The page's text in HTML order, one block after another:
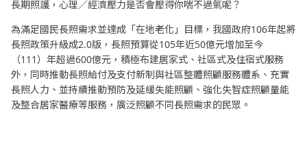
長期照護，心理／經濟壓力是否會壓得你喘不過氣呢？
為滿足國民長照需求並達成「在地老化」目標，我國政府106年起將
長照政策升級成2.0版，長照預算從105年近50億元增加至今
（111）年超過600億元，積極布建居家式、社區式及住宿式服務
外，同時推動長照給付及支付新制與社區整體照顧服務體系、充實
長照人力、並持續推動預防及延緩失能照顧、強化失智症照顧量能
及整合居家醫療等服務，廣泛照顧不同長照需求的民眾。